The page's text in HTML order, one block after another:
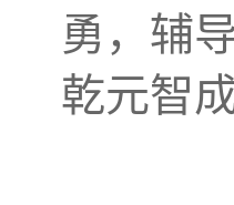
勇，辅
乾元智